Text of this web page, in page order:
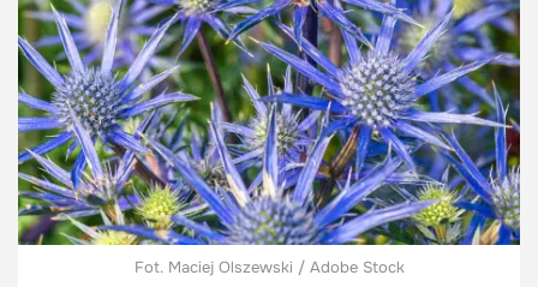
Fot. Maciej Olszewski / Adobe Stock